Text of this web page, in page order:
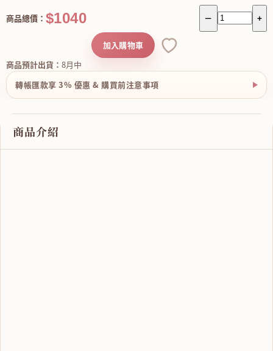
－ +
商品總價： $1040
商品預計出貨： 8月中
加入購物車
轉帳匯款享 3% 優惠 & 購買前注意事項
商品介紹